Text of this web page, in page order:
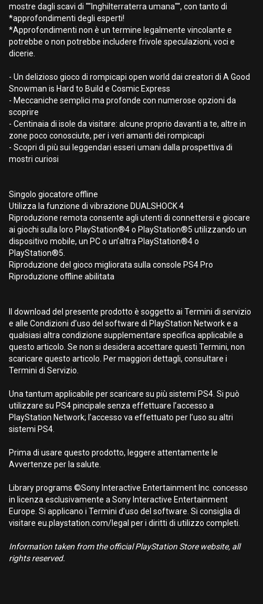
mostre dagli scavi di ""Inghilterraterra umana"", con tanto di
*approfondimenti degli esperti!
*Approfondimenti non è un termine legalmente vincolante e
potrebbe o non potrebbe includere frivole speculazioni, voci e
dicerie.
- Un delizioso gioco di rompicapi open world dai creatori di A Good
Snowman is Hard to Build e Cosmic Express
- Meccaniche semplici ma profonde con numerose opzioni da
scoprire
- Centinaia di isole da visitare: alcune proprio davanti a te, altre in
zone poco conosciute, per i veri amanti dei rompicapi
- Scopri di più sui leggendari esseri umani dalla prospettiva di
mostri curiosi
Singolo giocatore offline
Utilizza la funzione di vibrazione DUALSHOCK 4
Riproduzione remota consente agli utenti di connettersi e giocare
ai giochi sulla loro PlayStation®4 o PlayStation®5 utilizzando un
dispositivo mobile, un PC o un’altra PlayStation®4 o
PlayStation®5.
Riproduzione del gioco migliorata sulla console PS4 Pro
Riproduzione offline abilitata
Il download del presente prodotto è soggetto ai Termini di servizio
e alle Condizioni d’uso del software di PlayStation Network e a
qualsiasi altra condizione supplementare specifica applicabile a
questo articolo. Se non si desidera accettare questi Termini, non
scaricare questo articolo. Per maggiori dettagli, consultare i
Termini di Servizio.
Una tantum applicabile per scaricare su più sistemi PS4. Si può
utilizzare su PS4 pincipale senza effettuare l’accesso a
PlayStation Network; l’accesso va effettuato per l’uso su altri
sistemi PS4.
Prima di usare questo prodotto, leggere attentamente le
Avvertenze per la salute.
Library programs ©Sony Interactive Entertainment Inc. concesso
in licenza esclusivamente a Sony Interactive Entertainment
Europe. Si applicano i Termini d’uso del software. Si consiglia di
visitare eu.playstation.com/legal per i diritti di utilizzo completi.
Information taken from the official PlayStation Store website, all
rights reserved.